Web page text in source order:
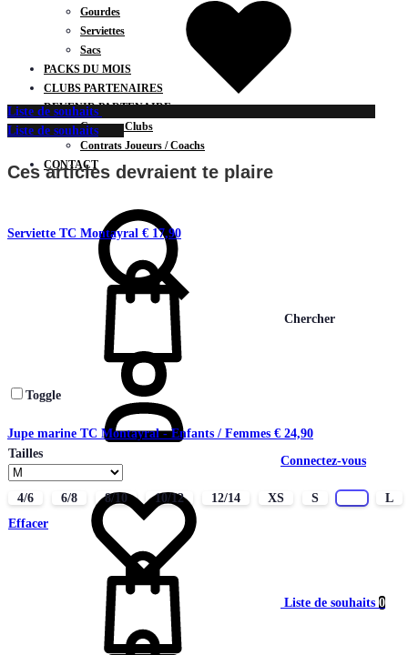
Gourdes
Serviettes
Sacs
PACKS DU MOIS
CLUBS PARTENAIRES
DEVENIR PARTENAIRE
Contrats Clubs
Contrats Joueurs / Coachs
CONTACT
Chercher
Connectez-vous
Liste de souhaits 0
Liste de souhaits
Liste de souhaits
Ces articles devraient te plaire
Serviette TC Montayral € 17,90
Toggle
Jupe marine TC Montayral - Enfants / Femmes € 24,90
Tailles
4/6 6/8 8/10 10/12 12/14 XS S
L
Effacer